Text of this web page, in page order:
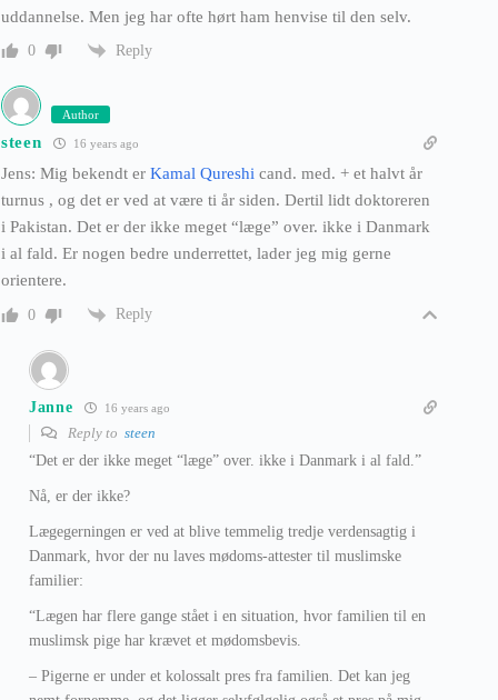
uddannelse. Men jeg har ofte hørt ham henvise til den selv.
0 Reply
Author
steen 16 years ago
Jens: Mig bekendt er Kamal Qureshi cand. med. + et halvt år
turnus , og det er ved at være ti år siden. Dertil lidt doktoreren
i Pakistan. Det er der ikke meget “læge” over. ikke i Danmark
i al fald. Er nogen bedre underrettet, lader jeg mig gerne
orientere.
0 Reply
Janne 16 years ago
Reply to steen
“Det er der ikke meget “læge” over. ikke i Danmark i al fald.”
Nå, er der ikke?
Lægegerningen er ved at blive temmelig tredje verdensagtig i
Danmark, hvor der nu laves mødoms-attester til muslimske
familier:
“Lægen har flere gange stået i en situation, hvor familien til en
muslimsk pige har krævet et mødomsbevis.
– Pigerne er under et kolossalt pres fra familien. Det kan jeg